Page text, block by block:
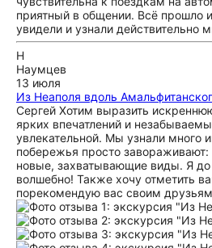
приятный в общении. Всё прошло
увидели и узнали
Н
Наумцев
13 июля
Из Неаполя вдоль
Сергей Хотим выразить
ярких впечатлений и
увлекательной. Мы узнали много
побережья просто
новые, захватывающие виды. Я
волшебно! Также хочу отметить
порекомендую вас своим